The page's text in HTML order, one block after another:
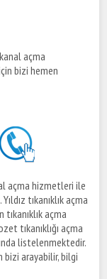
kanal açma
bizi hemen
açma hizmetleri ile
tıkanıklık açma
açma
tıkanıklığı açma
listelenmektedir.
bizi arayabilir, bilgi